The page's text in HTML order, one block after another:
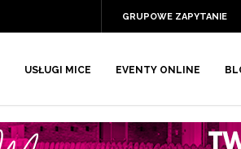
GRUPOWE ZAPYTANIE
USŁUGI MICE EVENTY ONLINE